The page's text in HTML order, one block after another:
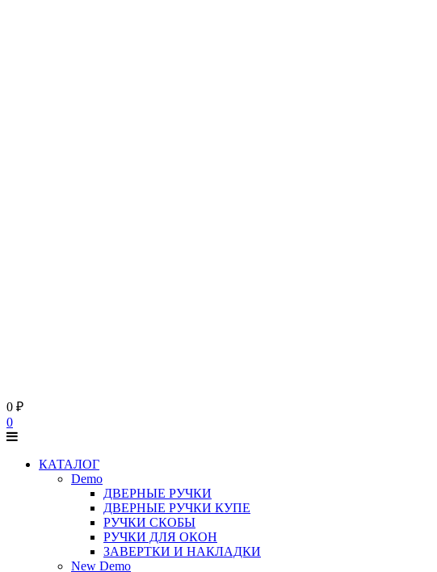
0 ₽
0
КАТАЛОГ
Demo
ДВЕРНЫЕ РУЧКИ
ДВЕРНЫЕ РУЧКИ КУПЕ
РУЧКИ СКОБЫ
РУЧКИ ДЛЯ ОКОН
ЗАВЕРТКИ И НАКЛАДКИ
New Demo